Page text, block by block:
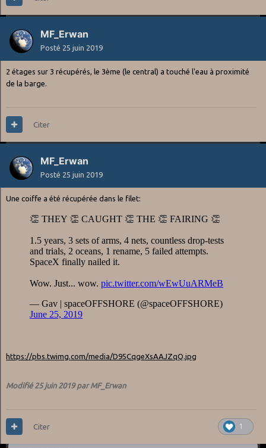
MF_Erwan
Posté 25 juin 2019
2 étages sur 3 récupérés, le 3ème (le central) a touché l'eau à proximité
de la barge.
Citer
MF_Erwan
Posté 25 juin 2019
Une coiffe a été récupérée dans le filet:
https://pbs.twimg.com/media/D95CqgeXsAAJZqQ.jpg
Modifié 25 juin 2019par MF_Erwan
1
Citer